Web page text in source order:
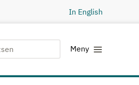
In English
Meny